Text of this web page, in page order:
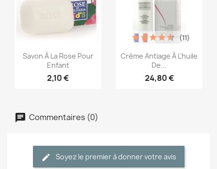
Aperçu rapide
Savon À La Rose Pour
Enfant
2,10 €
Aperçu rapide
Crème Antiage À L'huile
De...
24,80 €
(11)
Commentaires (0)
Soyez le premier à donner votre avis